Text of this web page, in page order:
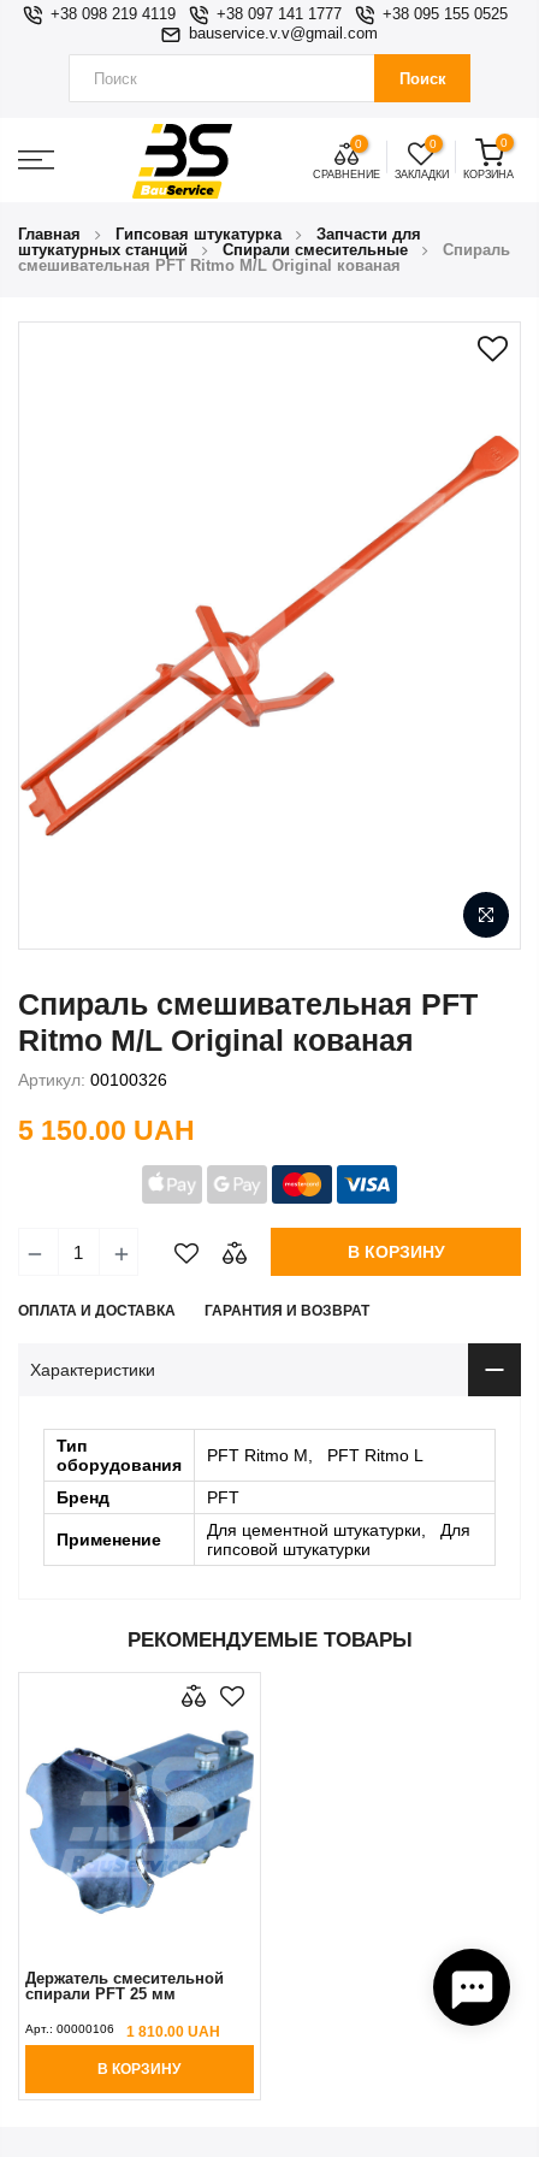
+38 098 219 4119 +38 097 141 1777
+38 095 155 0525
bauservice.v.v@gmail.com
Поиск
0
СРАВНЕНИЕ
0
ЗАКЛАДКИ
0
КОРЗИНА
Главная Гипсовая штукатурка
Запчасти для
штукатурных станций
Спирали смесительные
Спираль
смешивательная PFT Ritmo M/L Original кованая
Спираль смешивательная PFT
Ritmo M/L Original кованая
Артикул: 00100326
5 150.00 UAH
В КОРЗИНУ
ОПЛАТА И ДОСТАВКА ГАРАНТИЯ И ВОЗВРАТ
Характеристики
Тип
оборудования
PFT Ritmo M, PFT Ritmo L
Бренд PFT
Применение
Для цементной штукатурки, Для
гипсовой штукатурки
РЕКОМЕНДУЕМЫЕ ТОВАРЫ
Держатель смесительной
спирали PFT 25 мм
Арт.: 00000106 1 810.00 UAH
В КОРЗИНУ